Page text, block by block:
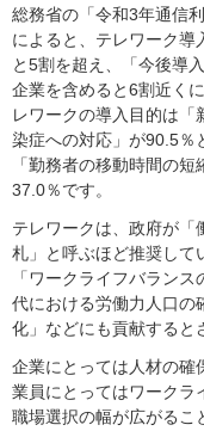
総務省の「令和3年通信
によると、テレワーク導
と5割を超え、「今後導
企業を含めると6割近く
レワークの導入目的は「
染症への対応」が90.5％
「勤務者の移動時間の
37.0％です。
テレワークは、政府が「
札」と呼ぶほど推奨して
「ワークライフバラン
代における労働力人口の
化」などにも貢献すると
企業にとっては人材の確
業員にとってはワークラ
職場選択の幅が広がるこ